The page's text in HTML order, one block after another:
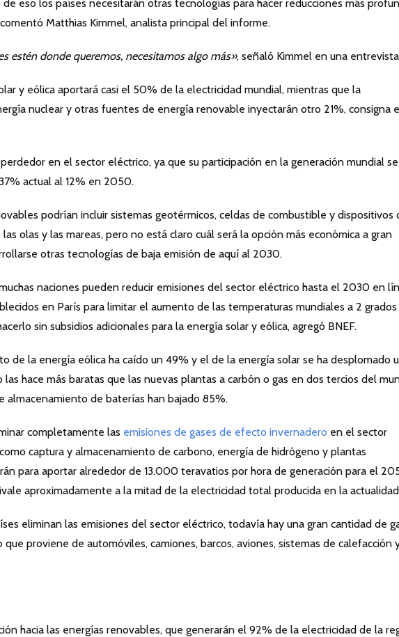
eso los países necesitarán otras tecnologías para hacer reducciones más
Matthias Kimmel, analista principal del informe.
estén donde queremos, necesitamos algo más», señaló Kimmel en una
y eólica aportará casi el 50% de la electricidad mundial, mientras que la
nuclear y otras fuentes de energía renovable inyectarán otro 21%, consigna
en el sector eléctrico, ya que su participación en la generación mundial se
actual al 12% en 2050.
podrían incluir sistemas geotérmicos, celdas de combustible y dispositivos
olas y las mareas, pero no está claro cuál será la opción más económica a gran
otras tecnologías de baja emisión de aquí al 2030.
naciones pueden reducir emisiones del sector eléctrico hasta el 2030 en
en París para limitar el aumento de las temperaturas mundiales a 2 grados
sin subsidios adicionales para la energía solar y eólica, agregó BNEF.
de la energía eólica ha caído un 49% y el de la energía solar se ha desplomado
las hace más baratas que las nuevas plantas a carbón o gas en dos tercios del
almacenamiento de baterías han bajado 85%.
completamente las emisiones de gases de efecto invernadero en el sector
captura y almacenamiento de carbono, energía de hidrógeno y plantas
para aportar alrededor de 13.000 teravatios por hora de generación para el
aproximadamente a la mitad de la electricidad total producida en la
eliminan las emisiones del sector eléctrico, todavía hay una gran cantidad de
proviene de automóviles, camiones, barcos, aviones, sistemas de calefacción
hacia las energías renovables, que generarán el 92% de la electricidad de la